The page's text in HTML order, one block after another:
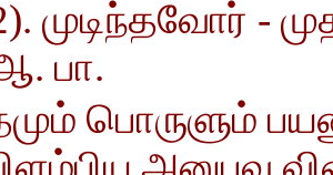
முடிந்தவோர் -
பா.
பொருளும்